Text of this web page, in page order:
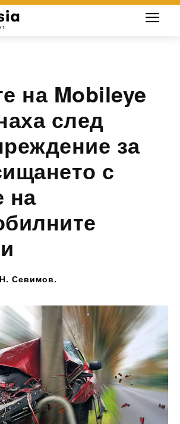
на Mobileye
след
за
с
на
Н. Севимов.